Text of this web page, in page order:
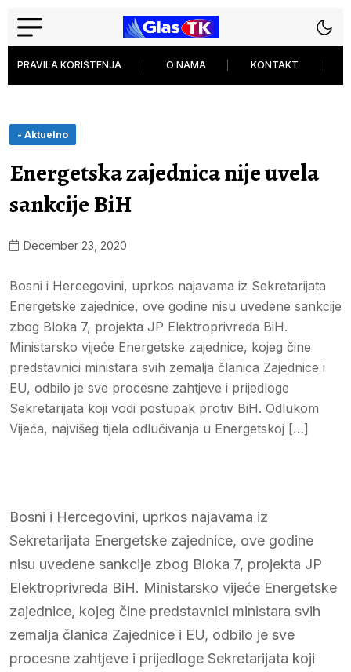
PRAVILA KORIŠTENJA O NAMA KONTAKT
- Aktuelno
Energetska zajednica nije uvela
sankcije BiH
December 23, 2020
Bosni i Hercegovini, uprkos najavama iz Sekretarijata
Energetske zajednice, ove godine nisu uvedene sankcije
zbog Bloka 7, projekta JP Elektroprivreda BiH.
Ministarsko vijeće Energetske zajednice, kojeg čine
predstavnici ministara svih zemalja članica Zajednice i
EU, odbilo je sve procesne zahtjeve i prijedloge
Sekretarijata koji vodi postupak protiv BiH. Odlukom
Vijeća, najvišeg tijela odlučivanja u Energetskoj […]
Bosni i Hercegovini, uprkos najavama iz
Sekretarijata Energetske zajednice, ove godine
nisu uvedene sankcije zbog Bloka 7, projekta JP
Elektroprivreda BiH. Ministarsko vijeće Energetske
zajednice, kojeg čine predstavnici ministara svih
zemalja članica Zajednice i EU, odbilo je sve
procesne zahtjeve i prijedloge Sekretarijata koji